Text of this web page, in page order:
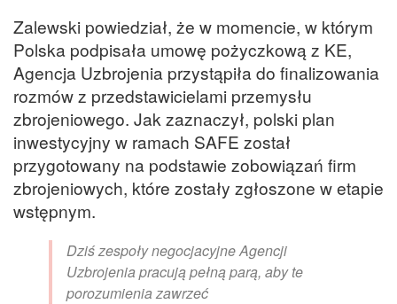
Zalewski powiedział, że w momencie, w którym
Polska podpisała umowę pożyczkową z KE,
Agencja Uzbrojenia przystąpiła do finalizowania
rozmów z przedstawicielami przemysłu
zbrojeniowego. Jak zaznaczył, polski plan
inwestycyjny w ramach SAFE został
przygotowany na podstawie zobowiązań firm
zbrojeniowych, które zostały zgłoszone w etapie
wstępnym.
Dziś zespoły negocjacyjne Agencji
Uzbrojenia pracują pełną parą, aby te
porozumienia zawrzeć